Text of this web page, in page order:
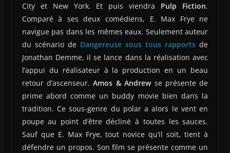
City et New York. Et puis viendra Pulp Fiction.
Comparé à ses deux comédiens, E. Max Frye ne
navigue pas dans les mêmes eaux. Seulement auteur
du scénario de Dangereuse sous tous rapports de
Jonathan Demme, il se lance dans la réalisation avec
l’appui du réalisateur à la production en un beau
retour d’ascenseur.Amos & Andrewse présente de
prime abord comme un buddy movie bien dans la
tradition. Ce sous-genre du polar a alors le vent en
poupe au point d’être décliné à toutes les sauces.
Sauf que E. Max Frye, tout novice qu’il soit, tient à
défendre un propos. Son film se présente comme un